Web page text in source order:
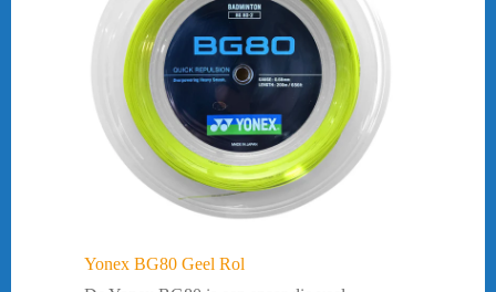
Yonex BG80 Geel Rol